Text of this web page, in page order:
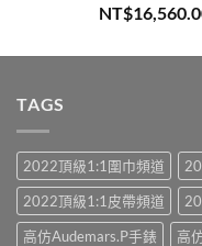
評分5.00
滿分 5
NT$
TAGS
2022頂級1:1圍巾頻道
2022頂級1:1皮帶頻道
高仿Audemars.P手錶
高